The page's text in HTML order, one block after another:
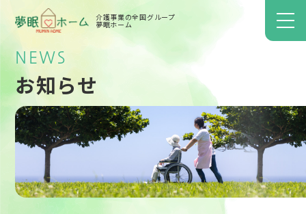
介護事業の全国グループ
夢眠ホーム
NEWS
お知らせ